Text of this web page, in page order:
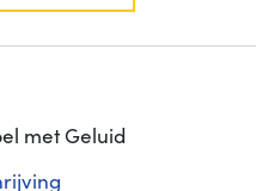
met Geluid